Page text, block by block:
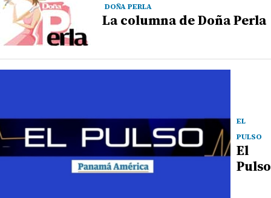
DOÑA PERLA
La columna de Doña Perla
EL
PULSO
El
Pulso